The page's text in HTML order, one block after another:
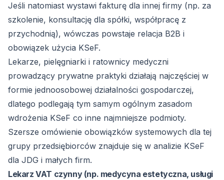
Jeśli natomiast wystawi fakturę dla innej firmy (np. za
szkolenie, konsultację dla spółki, współpracę z
przychodnią), wówczas powstaje relacja B2B i
obowiązek użycia KSeF.
Lekarze, pielęgniarki i ratownicy medyczni
prowadzący prywatne praktyki działają najczęściej w
formie jednoosobowej działalności gospodarczej,
dlatego podlegają tym samym ogólnym zasadom
wdrożenia KSeF co inne najmniejsze podmioty.
Szersze omówienie obowiązków systemowych dla tej
grupy przedsiębiorców znajduje się w analizie KSeF
dla JDG i małych firm.
Lekarz VAT czynny (np. medycyna estetyczna, usługi